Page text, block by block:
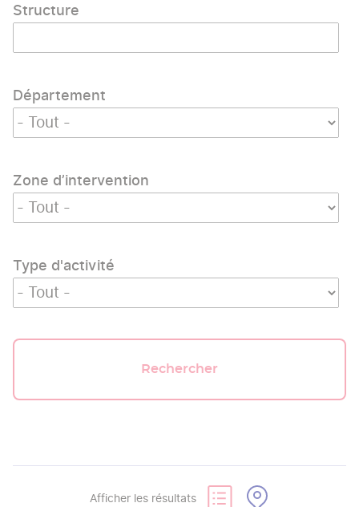
Structure
Département
Zone d’intervention
Type d'activité
Rechercher
Afficher les résultats